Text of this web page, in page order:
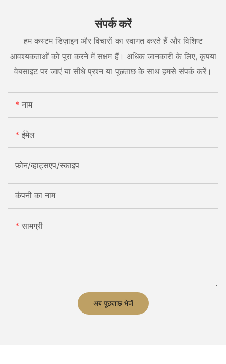
संपर्क करें
हम कस्टम डिज़ाइन और विचारों का स्वागत करते हैं और विशिष्ट
आवश्यकताओं को पूरा करने में सक्षम हैं। अधिक जानकारी के लिए, कृपया
वेबसाइट पर जाएं या सीधे प्रश्न या पूछताछ के साथ हमसे संपर्क करें।
नाम
ईमेल
फ़ोन/व्हाट्सएप/स्काइप
कंपनी का नाम
सामग्री
अब पूछताछ भेजें